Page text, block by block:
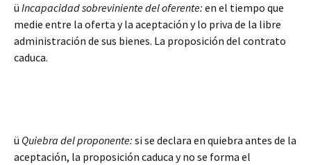
ü Incapacidad sobreviniente del oferente: en el tiempo que
medie entre la oferta y la aceptación y lo priva de la libre
administración de sus bienes. La proposición del contrato
caduca.
ü Quiebra del proponente: si se declara en quiebra antes de la
aceptación, la proposición caduca y no se forma el